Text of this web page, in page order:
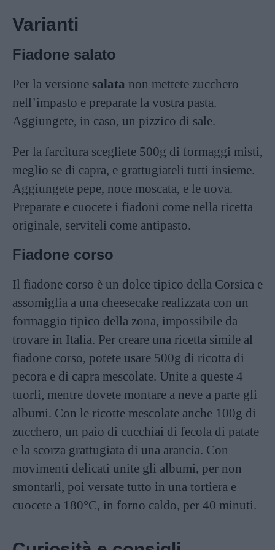
Varianti
Fiadone salato
Per la versione salata non mettete zucchero
nell’impasto e preparate la vostra pasta.
Aggiungete, in caso, un pizzico di sale.
Per la farcitura scegliete 500g di formaggi misti,
meglio se di capra, e grattugiateli tutti insieme.
Aggiungete pepe, noce moscata, e le uova.
Preparate e cuocete i fiadoni come nella ricetta
originale, serviteli come antipasto.
Fiadone corso
Il fiadone corso è un dolce tipico della Corsica e
assomiglia a una cheesecake realizzata con un
formaggio tipico della zona, impossibile da
trovare in Italia. Per creare una ricetta simile al
fiadone corso, potete usare 500g di ricotta di
pecora e di capra mescolate. Unite a queste 4
tuorli, mentre dovete montare a neve a parte gli
albumi. Con le ricotte mescolate anche 100g di
zucchero, un paio di cucchiai di fecola di patate
e la scorza grattugiata di una arancia. Con
movimenti delicati unite gli albumi, per non
smontarli, poi versate tutto in una tortiera e
cuocete a 180°C, in forno caldo, per 40 minuti.